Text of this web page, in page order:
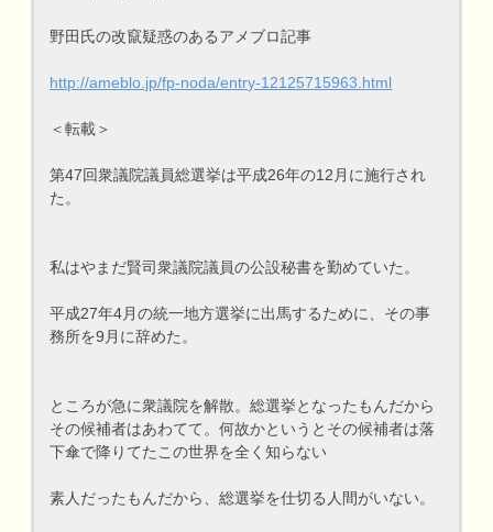
野田氏の改竄疑惑のあるアメブロ記事
http://ameblo.jp/fp-noda/entry-12125715963.html
＜転載＞
第47回衆議院議員総選挙は平成26年の12月に施行され
た。
私はやまだ賢司衆議院議員の公設秘書を勤めていた。
平成27年4月の統一地方選挙に出馬するために、その事
務所を9月に辞めた。
ところが急に衆議院を解散。総選挙となったもんだから
その候補者はあわてて。何故かというとその候補者は落
下傘で降りてたこの世界を全く知らない
素人だったもんだから、総選挙を仕切る人間がいない。